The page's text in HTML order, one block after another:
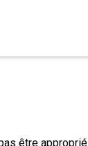
être